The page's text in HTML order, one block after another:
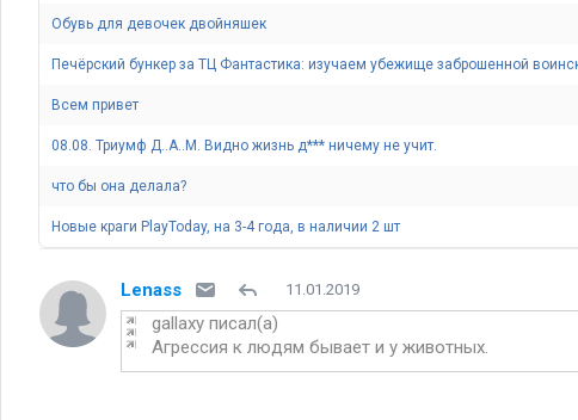
Обувь для девочек двойняшек
Печёрский бункер за ТЦ Фантастика: изучаем убежище заброшенной
Всем привет
08.08. Триумф Д..А..М. Видно жизнь д*** ничему не учит.
что бы она делала
Новые краги PlayToday, на 3-4 года, в наличии 2 шт
Lenass 11.01.2019
gallaxy писал(а)
Агрессия к людям бывает и у животных.